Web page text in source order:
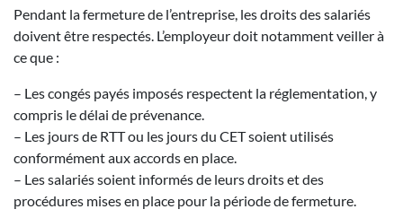
Pendant la fermeture de l’entreprise, les droits des salariés
doivent être respectés. L’employeur doit notamment veiller à
ce que :
– Les congés payés imposés respectent la réglementation, y
compris le délai de prévenance.
– Les jours de RTT ou les jours du CET soient utilisés
conformément aux accords en place.
– Les salariés soient informés de leurs droits et des
procédures mises en place pour la période de fermeture.